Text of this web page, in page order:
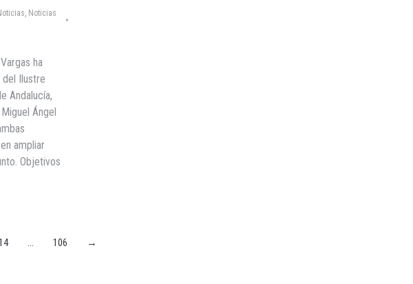
Noticias
ha
del Ilustre
Andalucía,
Ángel
ampliar
Objetivos
… 106 →